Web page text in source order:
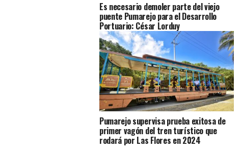
Es necesario demoler parte del viejo
puente Pumarejo para el Desarrollo
Portuario: César Lorduy
Pumarejo supervisa prueba exitosa de
primer vagón del tren turístico que
rodará por Las Flores en 2024